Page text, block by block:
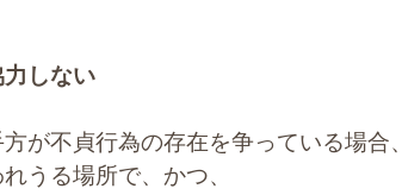
しない
が不貞行為の存在を争っている場合、
うる場所で、かつ、